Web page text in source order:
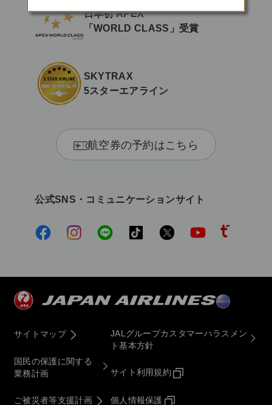
日本初 APEX
「WORLD CLASS」受賞
SKYTRAX
5スターエアライン
航空券の予約はこちら
公式SNS・コミュニケーションサイト
サイトマップ
国民の保護に関する
業務計画
ご被災者等支援計画
JALグループカスタマーハラスメン
ト基本方針
サイト利用規約
個人情報保護